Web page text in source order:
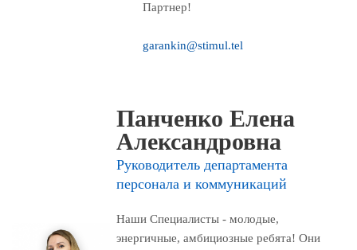
Партнер!
garankin@stimul.tel
Панченко Елена
Александровна
Руководитель департамента
персонала и коммуникаций
Наши Специалисты- молодые,
энергичные, амбициозные ребята! Они